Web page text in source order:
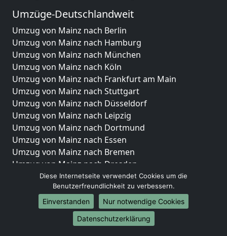
Umzüge-Deutschlandweit
Umzug von Mainz nach Berlin
Umzug von Mainz nach Hamburg
Umzug von Mainz nach München
Umzug von Mainz nach Köln
Umzug von Mainz nach Frankfurt am Main
Umzug von Mainz nach Stuttgart
Umzug von Mainz nach Düsseldorf
Umzug von Mainz nach Leipzig
Umzug von Mainz nach Dortmund
Umzug von Mainz nach Essen
Umzug von Mainz nach Bremen
Umzug von Mainz nach Dresden
Umzug von Mainz nach Hannover
Umzug von Mainz nach Nürnberg
Umzug von Mainz nach Duisburg
Umzug von Mainz nach Bochum
Umzug von Mainz nach Wuppertal
Diese Internetseite verwendet Cookies um die
Benutzerfreundlichkeit zu verbessern.
Einverstanden
Nur notwendige Cookies
Datenschutzerklärung